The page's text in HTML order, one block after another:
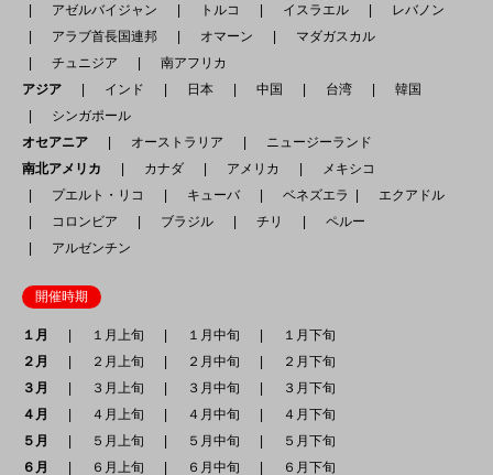
アゼルバイジャン
トルコ イスラエル
レバノン
アラブ首長国連邦
オマーン
マダガスカル
チュニジア
南アフリカ
アジア
インド 日本 中国 台湾
韓国
シンガポール
オセアニア
オーストラリア
ニュージーランド
南北アメリカ
カナダ アメリカ
メキシコ
プエルト・リコ
キューバ ベネズエラ
エクアドル
コロンビア
ブラジル チリ
ペルー
アルゼンチン
開催時期
１月 １月上旬 １月中旬
１月下旬
２月
２月上旬 ２月中旬
２月下旬
３月
３月上旬 ３月中旬
３月下旬
４月
４月上旬 ４月中旬
４月下旬
５月
５月上旬 ５月中旬
５月下旬
６月
６月上旬 ６月中旬 ６月下旬